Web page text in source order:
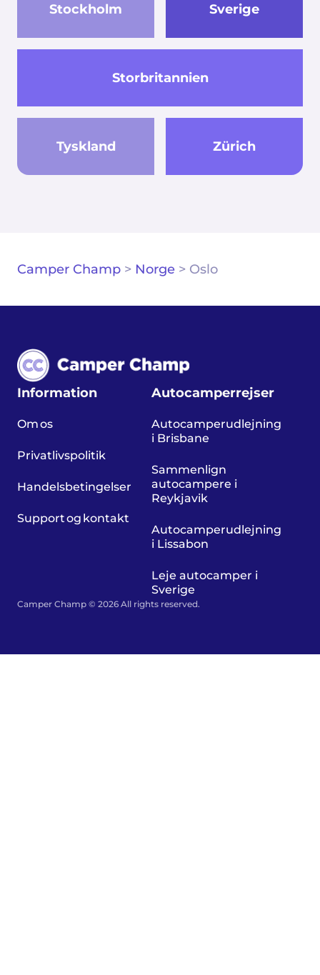
Stockholm
Storbritannien
Sverige
Tyskland Zürich
Camper Champ > Norge > Oslo
Information
Om os
Privatlivspolitik
Handelsbetingelser
Support og kontakt
Autocamperrejser
Autocamperudlejning
i Brisbane
Sammenlign
autocampere i
Reykjavik
Autocamperudlejning
i Lissabon
Leje autocamper i
Sverige
Camper Champ © 2026 All rights reserved.